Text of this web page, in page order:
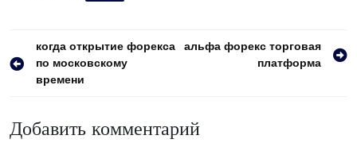
Навигация
по
когда открытие форекса
по московскому
времени
альфа форекс торговая
платформа
Добавить комментарий